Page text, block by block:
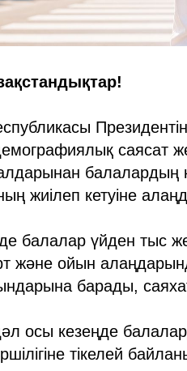
саясат
балалардың
жиілеп кетуіне
балалар үйден тыс
және ойын
барады,
осы кезеңде
тікелей